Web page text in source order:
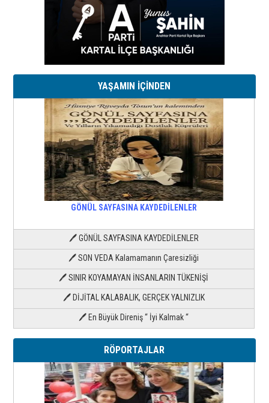
YAŞAMIN İÇİNDEN
GÖNÜL SAYFASINA KAYDEDİLENLER
🖊 GÖNÜL SAYFASINA KAYDEDİLENLER
🖊 SON VEDA Kalamamanın Çaresizliği
🖊 SINIR KOYAMAYAN İNSANLARIN TÜKENİŞİ
🖊 DİJİTAL KALABALIK, GERÇEK YALNIZLIK
🖊 En Büyük Direniş “ İyi Kalmak “
RÖPORTAJLAR